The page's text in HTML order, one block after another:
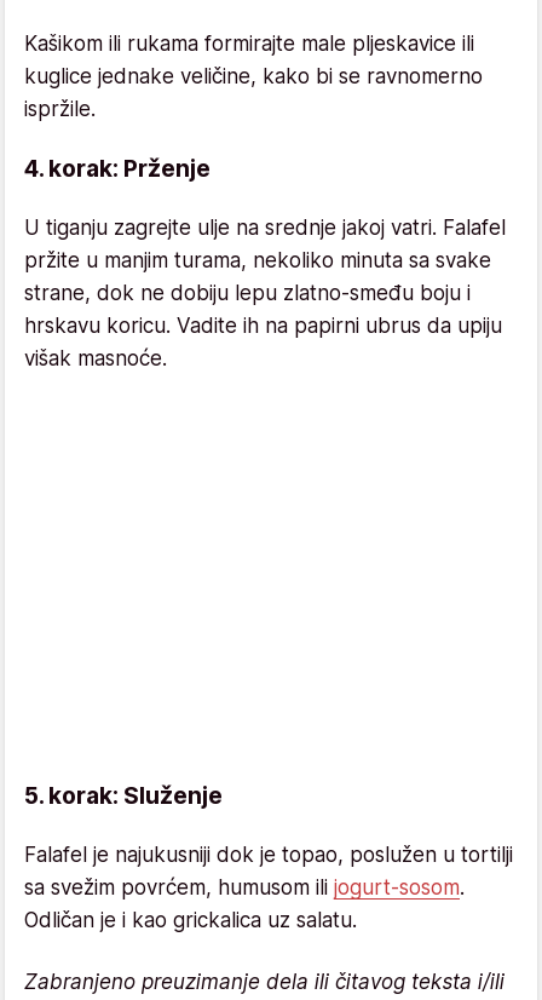
Kašikom ili rukama formirajte male pljeskavice ili
kuglice jednake veličine, kako bi se ravnomerno
ispržile.
4. korak: Prženje
U tiganju zagrejte ulje na srednje jakoj vatri. Falafel
pržite u manjim turama, nekoliko minuta sa svake
strane, dok ne dobiju lepu zlatno-smeđu boju i
hrskavu koricu. Vadite ih na papirni ubrus da upiju
višak masnoće.
5. korak: Služenje
Falafel je najukusniji dok je topao, poslužen u tortilji
sa svežim povrćem, humusom ili jogurt-sosom.
Odličan je i kao grickalica uz salatu.
Zabranjeno preuzimanje dela ili čitavog teksta i/ili